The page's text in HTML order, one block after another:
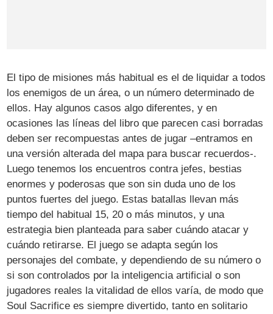
El tipo de misiones más habitual es el de liquidar a todos
los enemigos de un área, o un número determinado de
ellos. Hay algunos casos algo diferentes, y en
ocasiones las líneas del libro que parecen casi borradas
deben ser recompuestas antes de jugar –entramos en
una versión alterada del mapa para buscar recuerdos-.
Luego tenemos los encuentros contra jefes, bestias
enormes y poderosas que son sin duda uno de los
puntos fuertes del juego. Estas batallas llevan más
tiempo del habitual 15, 20 o más minutos, y una
estrategia bien planteada para saber cuándo atacar y
cuándo retirarse. El juego se adapta según los
personajes del combate, y dependiendo de su número o
si son controlados por la inteligencia artificial o son
jugadores reales la vitalidad de ellos varía, de modo que
Soul Sacrifice es siempre divertido, tanto en solitario